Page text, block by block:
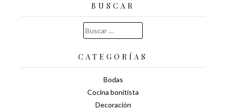
BUSCAR
Buscar:
CATEGORÍAS
Bodas
Cocina bonitista
Decoración